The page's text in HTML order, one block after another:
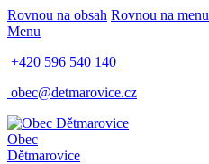
Rovnou na obsah Rovnou na menu
Menu
+420 596 540 140
obec@detmarovice.cz
Obec
Dětmarovice